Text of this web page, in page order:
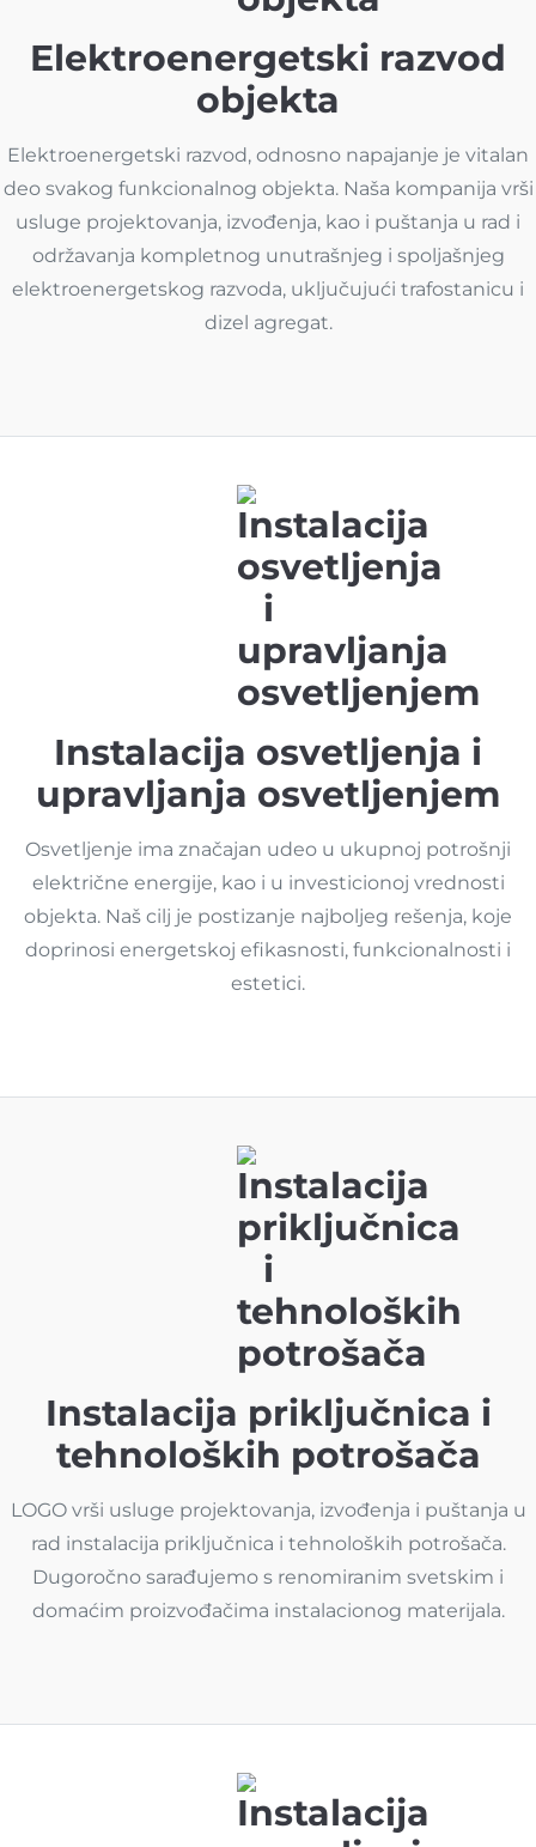
Elektroenergetski razvod
objekta
Elektroenergetski razvod, odnosno napajanje je vitalan
deo svakog funkcionalnog objekta. Naša kompanija vrši
usluge projektovanja, izvođenja, kao i puštanja u rad i
održavanja kompletnog unutrašnjeg i spoljašnjeg
elektroenergetskog razvoda, uključujući trafostanicu i
dizel agregat.
Instalacija osvetljenja i
upravljanja osvetljenjem
Osvetljenje ima značajan udeo u ukupnoj potrošnji
električne energije, kao i u investicionoj vrednosti
objekta. Naš cilj je postizanje najboljeg rešenja, koje
doprinosi energetskoj efikasnosti, funkcionalnosti i
estetici.
Instalacija priključnica i
tehnoloških potrošača
LOGO vrši usluge projektovanja, izvođenja i puštanja u
rad instalacija priključnica i tehnoloških potrošača.
Dugoročno sarađujemo s renomiranim svetskim i
domaćim proizvođačima instalacionog materijala.